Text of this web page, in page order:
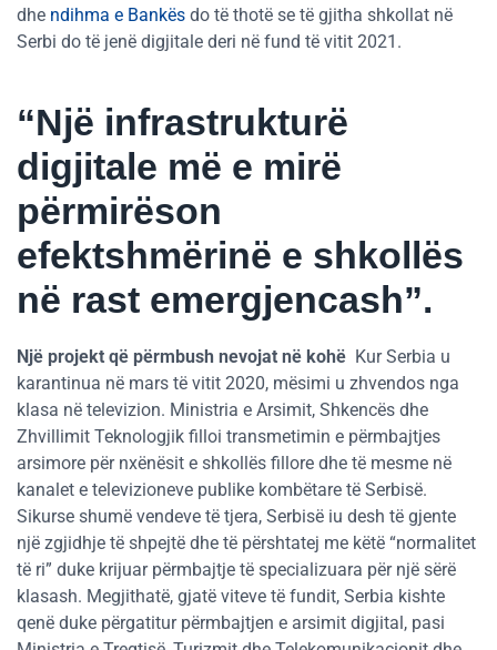
dhe ndihma e Bankës do të thotë se të gjitha shkollat në
Serbi do të jenë digjitale deri në fund të vitit 2021.
“Një infrastrukturë
digjitale më e mirë
përmirëson
efektshmërinë e shkollës
në rast emergjencash”.
Një projekt që përmbush nevojat në kohë Kur Serbia u
karantinua në mars të vitit 2020, mësimi u zhvendos nga
klasa në televizion. Ministria e Arsimit, Shkencës dhe
Zhvillimit Teknologjik filloi transmetimin e përmbajtjes
arsimore për nxënësit e shkollës fillore dhe të mesme në
kanalet e televizioneve publike kombëtare të Serbisë.
Sikurse shumë vendeve të tjera, Serbisë iu desh të gjente
një zgjidhje të shpejtë dhe të përshtatej me këtë “normalitet
të ri” duke krijuar përmbajtje të specializuara për një sërë
klasash. Megjithatë, gjatë viteve të fundit, Serbia kishte
qenë duke përgatitur përmbajtjen e arsimit digjital, pasi